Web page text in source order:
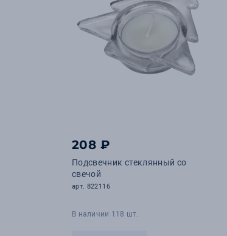
208 ₽
Подсвечник стеклянный со
свечой
арт. 822116
В наличии 118 шт.